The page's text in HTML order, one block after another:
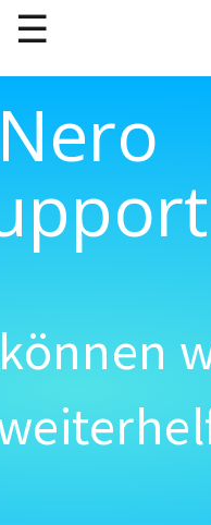
☰
Nero